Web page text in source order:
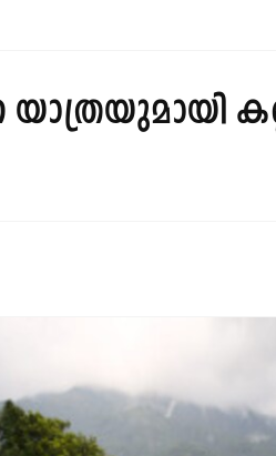
യാത്രയുമായി